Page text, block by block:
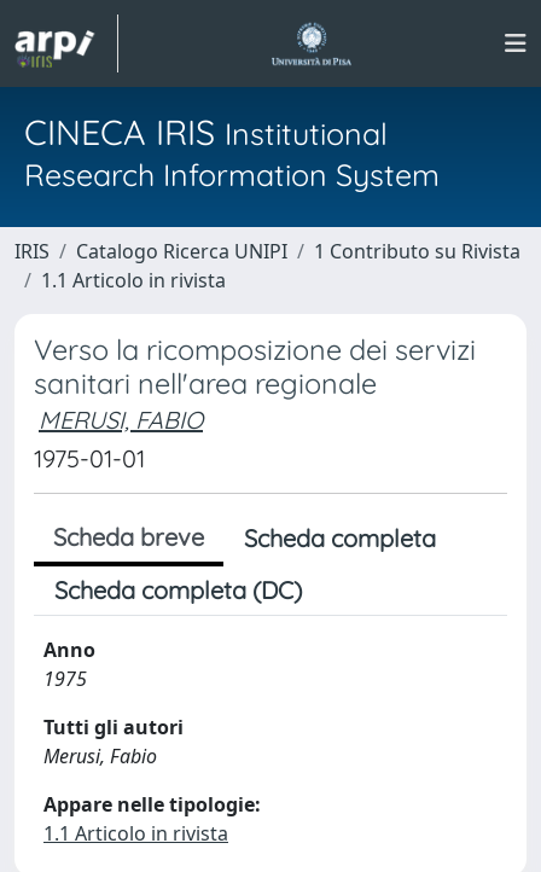
CINECA IRIS Institutional
Research Information System
IRIS Catalogo Ricerca UNIPI
1 Contributo su Rivista
1.1 Articolo in rivista
Verso la ricomposizione dei servizi
sanitari nell'area regionale
MERUSI, FABIO
1975-01-01
Scheda breve
Scheda completa
Scheda completa (DC)
Anno
1975
Tutti gli autori
Merusi, Fabio
Appare nelle tipologie:
1.1 Articolo in rivista